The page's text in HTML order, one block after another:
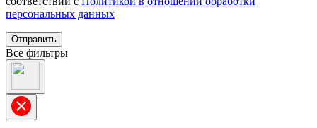
персональных данных
Отправить
Все фильтры